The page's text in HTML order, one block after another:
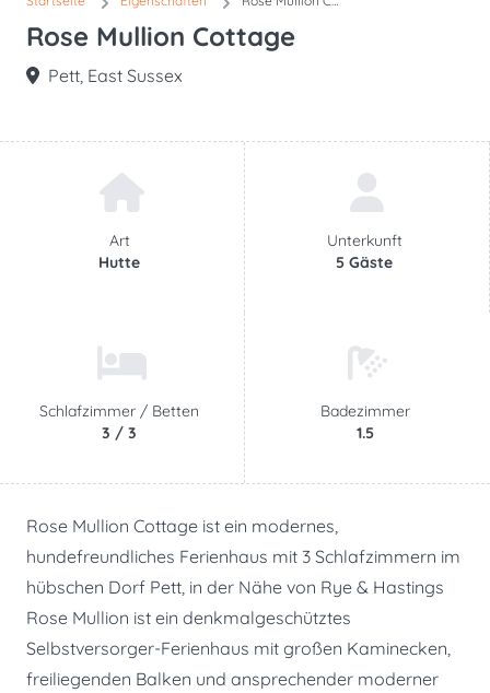
Rose Mullion Cottage
Pett, East Sussex
Art
Hutte
Unterkunft
5 Gäste
Schlafzimmer / Betten
3 / 3
Badezimmer
1.5
Rose Mullion Cottage ist ein modernes,
hundefreundliches Ferienhaus mit 3 Schlafzimmern im
hübschen Dorf Pett, in der Nähe von Rye & Hastings
Rose Mullion ist ein denkmalgeschütztes
Selbstversorger-Ferienhaus mit großen Kaminecken,
freiliegenden Balken und ansprechender moderner